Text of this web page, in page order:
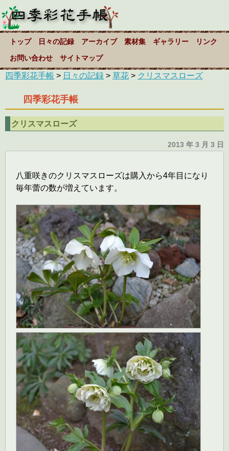
トップ 日々の記録 アーカイブ 素材集 ギャラリー リンク
お問い合わせ サイトマップ
四季彩花手帳 > 日々の記録 > 草花 > クリスマスローズ
四季彩花手帳
クリスマスローズ
2013 年 3 月 3 日
八重咲きのクリスマスローズは購入から4年目になり
毎年蕾の数が増えています。